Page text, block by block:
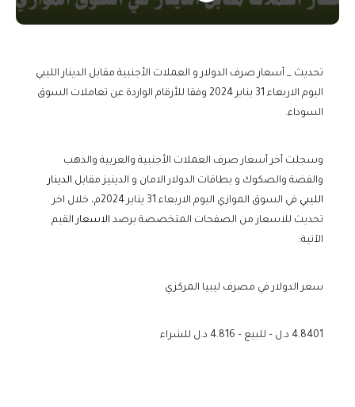
تحديث _ أسعار صرف الدولار و العملات الأجنبية مقابل الدينار الليبي
اليوم الاربعاء 31 يناير 2024 وفقا للأرقام الواردة عن تعاملات السوق
السوداء.
وسجلت أخر أسعار صرف العملات الأجنبية والعربية والذهب
والفضة والصكوك و بطاقات الدولار الامان و الدينيز مقابل الدينار
الليبي
في السوق الموازي اليوم الاربعاء 31 يناير 2024م، خلال اخر
تحديث للاسعار من الصفحات المتخصصة برصد الاسعارالقيم
الآتية:
سعر الدولار في مصرف ليبيا المركزي
4.8401 د‫.‬ل – للبيع – 4.816 د.ل للشراء